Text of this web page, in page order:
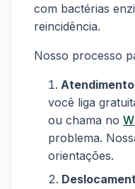
com bactérias
reincidência.
Nosso processo
você liga
ou chama no
problema.
orientações.